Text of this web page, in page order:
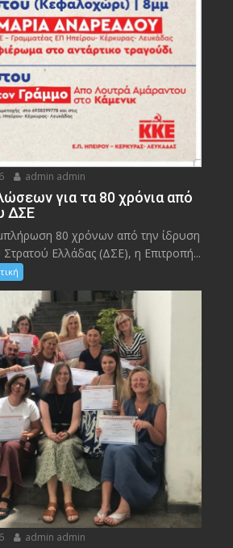
admin admin
για τα 80 χρόνια από
ΔΣΕ
80 χρόνων από την ίδρυση
Ελλάδας (ΔΣΕ), η Επιτροπή...
admin admin